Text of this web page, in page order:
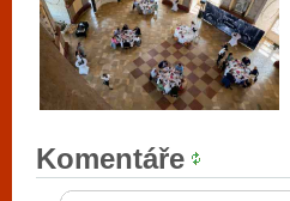
Komentáře